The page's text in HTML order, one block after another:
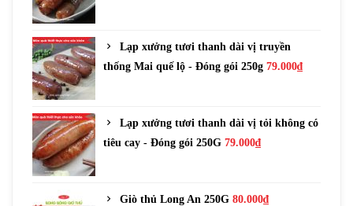
Lạp xưởng tươi thanh dài vị truyền
thống Mai quế lộ - Đóng gói 250g 79.000₫
Lạp xưởng tươi thanh dài vị tỏi không có
tiêu cay - Đóng gói 250G 79.000₫
Giò thủ Long An 250G 80.000₫